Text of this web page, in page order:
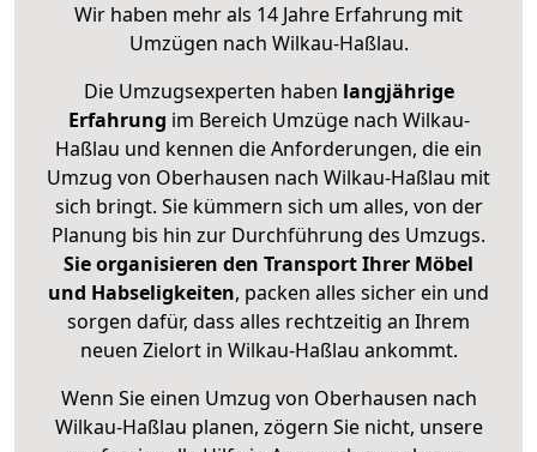
Wir haben mehr als 14 Jahre Erfahrung mit
Umzügen nach Wilkau-Haßlau.
Die Umzugsexperten haben langjährige
Erfahrung im Bereich Umzüge nach Wilkau-
Haßlau und kennen die Anforderungen, die ein
Umzug von Oberhausen nach Wilkau-Haßlau mit
sich bringt. Sie kümmern sich um alles, von der
Planung bis hin zur Durchführung des Umzugs.
Sie organisieren den Transport Ihrer Möbel
und Habseligkeiten, packen alles sicher ein und
sorgen dafür, dass alles rechtzeitig an Ihrem
neuen Zielort in Wilkau-Haßlau ankommt.
Wenn Sie einen Umzug von Oberhausen nach
Wilkau-Haßlau planen, zögern Sie nicht, unsere